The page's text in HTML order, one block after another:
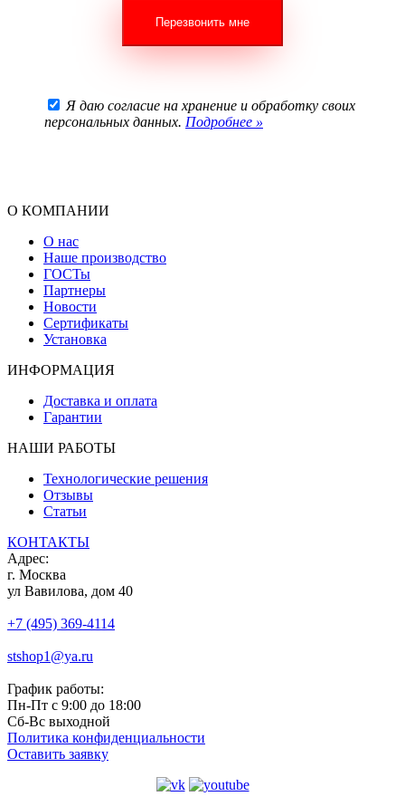
Я даю согласие на хранение и обработку своих
персональных данных. Подробнее »
О КОМПАНИИ
О нас
Наше производство
ГОСТы
Партнеры
Новости
Сертификаты
Установка
ИНФОРМАЦИЯ
Доставка и оплата
Гарантии
НАШИ РАБОТЫ
Технологические решения
Отзывы
Статьи
КОНТАКТЫ
Адрес:
г. Москва
ул Вавилова, дом 40
+7 (495) 369-4114
stshop1@ya.ru
График работы:
Пн-Пт с 9:00 до 18:00
Сб-Вс выходной
Политика конфиденциальности
Оставить заявку